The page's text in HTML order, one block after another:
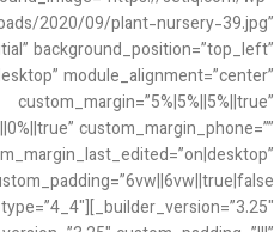
2020/09/plant-nursery-39.jpg”
background_position=”top_left”
module_alignment=”center”
custom_margin=”5%|5%||5%||true”
custom_margin_phone=””
type=”4_4″